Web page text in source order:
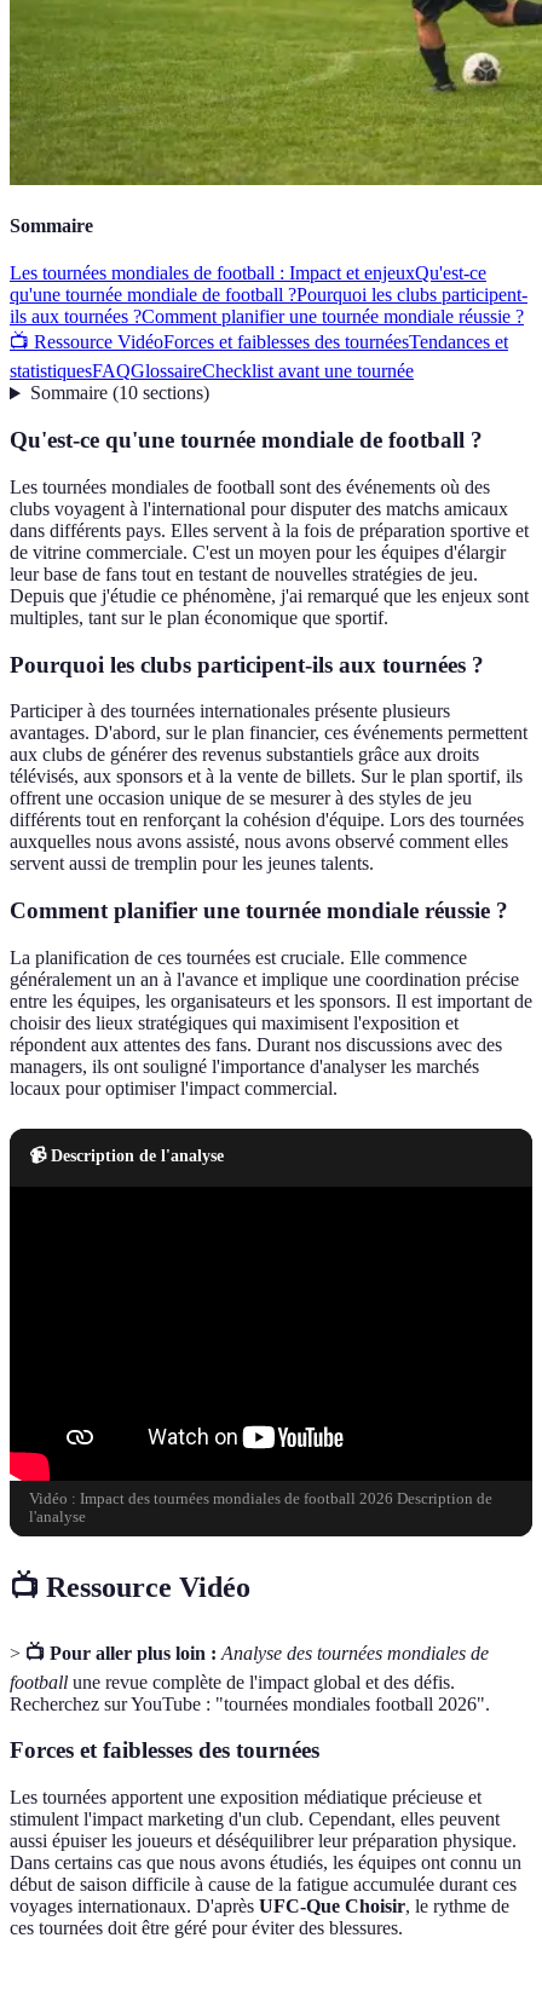
Sommaire
Les tournées mondiales de football : Impact et enjeuxQu'est-ce
qu'une tournée mondiale de football ?Pourquoi les clubs participent-
ils aux tournées ?Comment planifier une tournée mondiale réussie ?
📺 Ressource VidéoForces et faiblesses des tournéesTendances et
statistiquesFAQGlossaireChecklist avant une tournée
Sommaire(10 sections)
Qu'est-ce qu'une tournée mondiale de football ?
Les tournées mondiales de football sont des événements où des
clubs voyagent à l'international pour disputer des matchs amicaux
dans différents pays. Elles servent à la fois de préparation sportive et
de vitrine commerciale. C'est un moyen pour les équipes d'élargir
leur base de fans tout en testant de nouvelles stratégies de jeu.
Depuis que j'étudie ce phénomène, j'ai remarqué que les enjeux sont
multiples, tant sur le plan économique que sportif.
Pourquoi les clubs participent-ils aux tournées ?
Participer à des tournées internationales présente plusieurs
avantages. D'abord, sur le plan financier, ces événements permettent
aux clubs de générer des revenus substantiels grâce aux droits
télévisés, aux sponsors et à la vente de billets. Sur le plan sportif, ils
offrent une occasion unique de se mesurer à des styles de jeu
différents tout en renforçant la cohésion d'équipe. Lors des tournées
auxquelles nous avons assisté, nous avons observé comment elles
servent aussi de tremplin pour les jeunes talents.
Comment planifier une tournée mondiale réussie ?
La planification de ces tournées est cruciale. Elle commence
généralement un an à l'avance et implique une coordination précise
entre les équipes, les organisateurs et les sponsors. Il est important de
choisir des lieux stratégiques qui maximisent l'exposition et
répondent aux attentes des fans. Durant nos discussions avec des
managers, ils ont souligné l'importance d'analyser les marchés
locaux pour optimiser l'impact commercial.
📹 Description de l'analyse
Vidéo : Impact des tournées mondiales de football 2026 Description de
l'analyse
📺 Ressource Vidéo
> 📺 Pour aller plus loin : Analyse des tournées mondiales de
football une revue complète de l'impact global et des défis.
Recherchez sur YouTube : "tournées mondiales football 2026".
Forces et faiblesses des tournées
Les tournées apportent une exposition médiatique précieuse et
stimulent l'impact marketing d'un club. Cependant, elles peuvent
aussi épuiser les joueurs et déséquilibrer leur préparation physique.
Dans certains cas que nous avons étudiés, les équipes ont connu un
début de saison difficile à cause de la fatigue accumulée durant ces
voyages internationaux. D'après UFC-Que Choisir, le rythme de
ces tournées doit être géré pour éviter des blessures.